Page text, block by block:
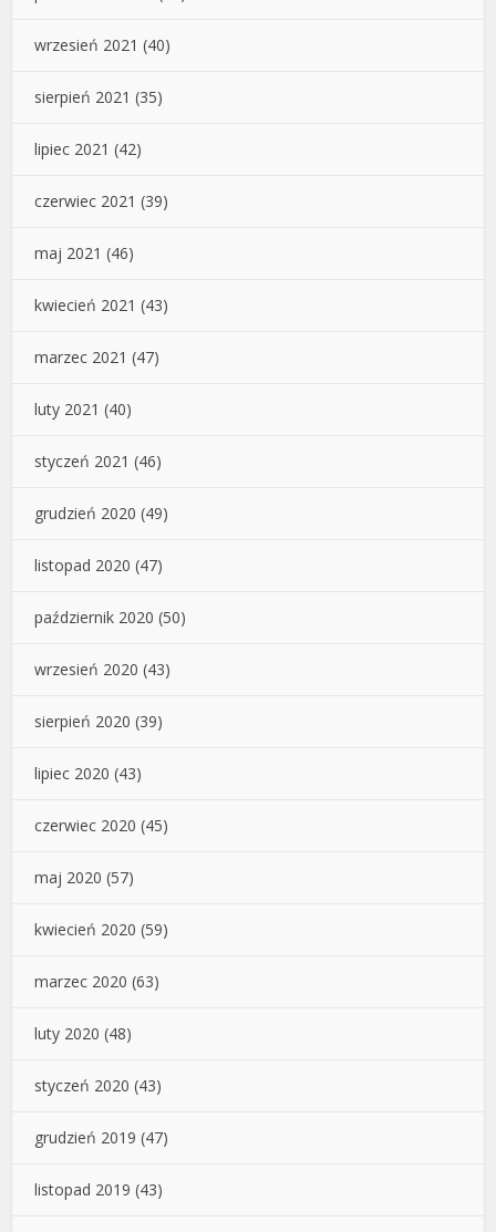
wrzesień 2021 (40)
sierpień 2021 (35)
lipiec 2021 (42)
czerwiec 2021 (39)
maj 2021 (46)
kwiecień 2021 (43)
marzec 2021 (47)
luty 2021 (40)
styczeń 2021 (46)
grudzień 2020 (49)
listopad 2020 (47)
październik 2020 (50)
wrzesień 2020 (43)
sierpień 2020 (39)
lipiec 2020 (43)
czerwiec 2020 (45)
maj 2020 (57)
kwiecień 2020 (59)
marzec 2020 (63)
luty 2020 (48)
styczeń 2020 (43)
grudzień 2019 (47)
listopad 2019 (43)